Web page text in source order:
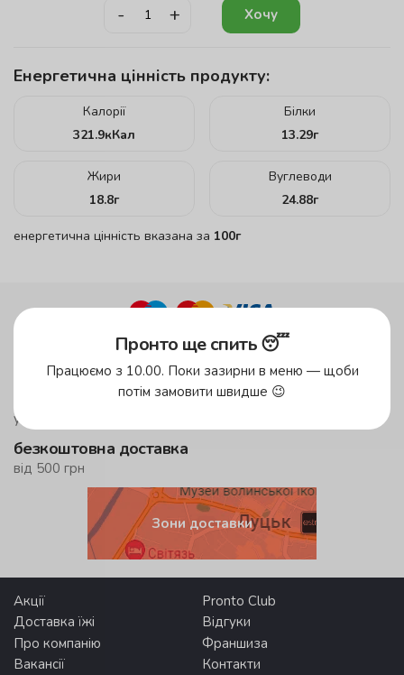
- + Хочу
Енергетична цінність продукту:
Калорії
321.9кКал
Білки
13.29г
Жири
18.8г
Вуглеводи
24.88г
енергетична цінність вказана за 100г
у зеленій зоні!
у жовтій зоні
безкоштовна доставка
від 500 грн
Зони доставки
Акції
Pronto Club
Доставка їжі
Відгуки
Про компанію
Франшиза
Вакансії
Контакти
Пронто ще спить 😴
Працюємо з 10.00. Поки зазирни в меню — щоби
потім замовити швидше 😉